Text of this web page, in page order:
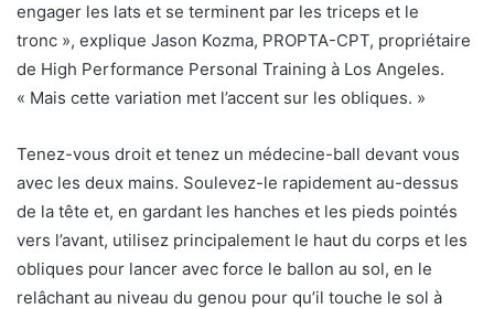
engager les lats et se terminent par les triceps et le
tronc », explique Jason Kozma, PROPTA-CPT, propriétaire
de High Performance Personal Training à Los Angeles.
« Mais cette variation met l’accent sur les obliques. »
Tenez-vous droit et tenez un médecine-ball devant vous
avec les deux mains. Soulevez-le rapidement au-dessus
de la tête et, en gardant les hanches et les pieds pointés
vers l’avant, utilisez principalement le haut du corps et les
obliques pour lancer avec force le ballon au sol, en le
relâchant au niveau du genou pour qu’il touche le sol à